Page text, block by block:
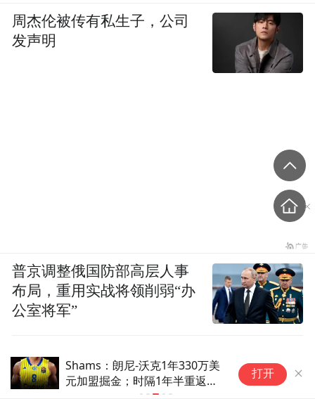
Shams：朗尼-沃克1年330万美
元加盟掘金；时隔1年半重返
打开
周杰伦被传有私生子，公司
发声明
普京调整俄国防部高层人事
布局，重用实战将领削弱“办
公室将军”